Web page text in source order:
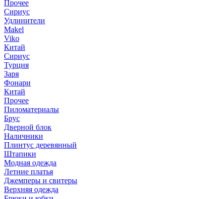
Прочее
Сириус
Удлинители
Makel
Viko
Китай
Сириус
Турция
Заря
Фонари
Китай
Прочее
Пиломатериалы
Брус
Дверной блок
Наличники
Плинтус деревянный
Штапики
Модная одежда
Летние платья
Джемперы и свитеры
Верхняя одежда